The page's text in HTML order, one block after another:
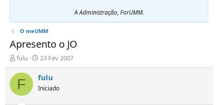
A Administração, ForUMM.
O meUMM
Apresento o JO
I
n
i
i
fulu
D
a
t
d
23 Fev 2007
F fulu
Iniciado